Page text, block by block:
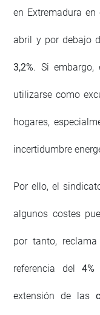
en Extremadura en
abril y por debajo
3,2%. Si embargo,
utilizarse como
hogares,
incertidumbre
Por ello, el
algunos costes
por tanto, reclama
referencia del4%
extensión de las